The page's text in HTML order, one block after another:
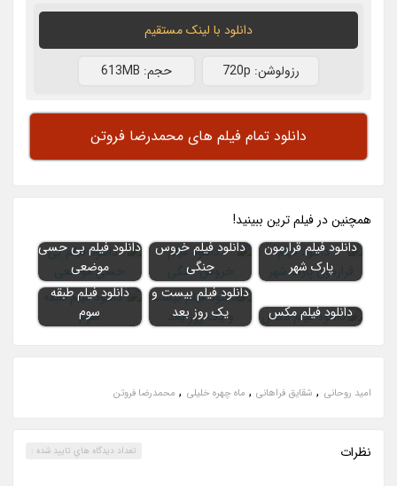
دانلود با لينک مستقيم
رزولوشن: 720p حجم: 613MB
دانلود تمام فیلم های محمدرضا فروتن
همچنين در فيلم ترين ببينيد!
دانلود فیلم قرارمون
پارک شهر
دانلود فیلم خروس
جنگی
دانلود فیلم بی حسی
موضعی
دانلود فیلم مکس
دانلود فیلم بیست و
یک روز بعد
دانلود فیلم طبقه
سوم
امید روحانی , شقایق فراهانی , ماه چهره خلیلی , محمدرضا فروتن
نظرات تعداد ديدگاه هاي تاييد شده :